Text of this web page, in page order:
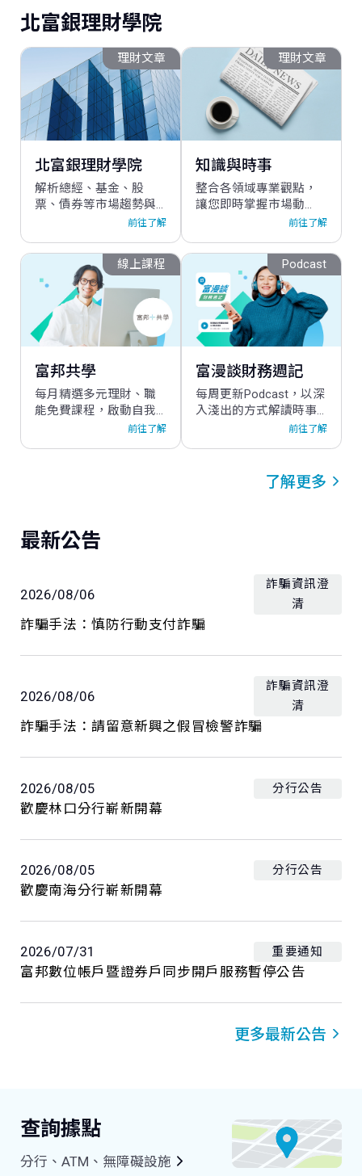
北富銀理財學院
理財文章
北富銀理財學院
解析總經、基金、股
票、債券等市場趨勢與
策略，滿足您的多元理
前往了解
理財文章
知識與時事
整合各領域專業觀點，
讓您即時掌握市場動
態，洞察投資先機。前往了解
線上課程
富邦共學
每月精選多元理財、職
能免費課程，啟動自我
前往了解
Podcast
富漫談財務週記
每周更新Podcast，以深
入淺出的方式解讀時事
與財經議題，陪您聊懂
前往了解
了解更多
最新公告
2026/08/06
詐騙資訊澄
清
詐騙手法：慎防行動支付詐騙
2026/08/06
詐騙資訊澄
清
詐騙手法：請留意新興之假冒檢警詐騙
2026/08/05 分行公告
歡慶林口分行嶄新開幕
2026/08/05 分行公告
歡慶南海分行嶄新開幕
2026/07/31 重要通知
富邦數位帳戶暨證券戶同步開戶服務暫停公告
更多最新公告
查詢據點
分行、ATM、無障礙設施
您喜歡北富銀官網嗎？
您的鼓勵是我們進步的動力，請點選星星
取消 確認